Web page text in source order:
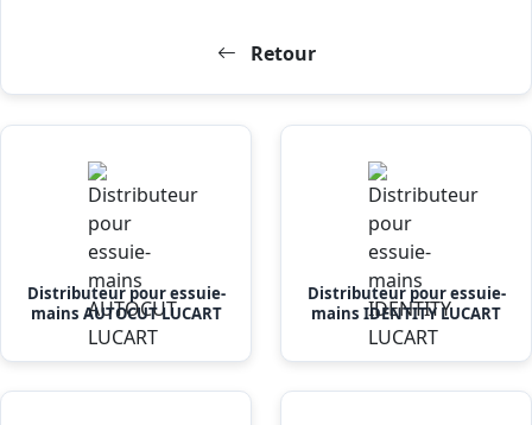
Retour
Distributeur pour essuie-
mains AUTOCUT LUCART
Distributeur pour essuie-
mains IDENTITY LUCART